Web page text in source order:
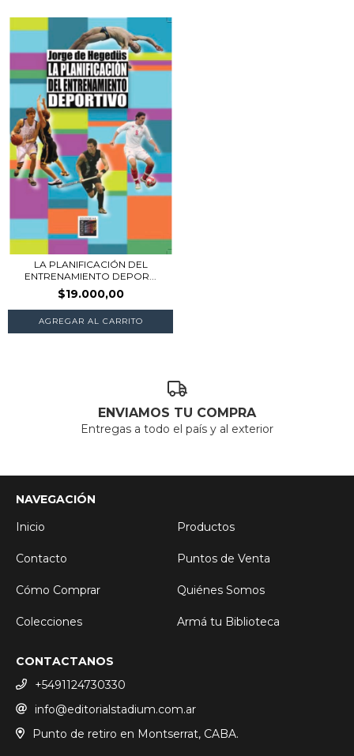
LA PLANIFICACIÓN DEL
ENTRENAMIENTO DEPOR...
$19.000,00
ENVIAMOS TU COMPRA
Entregas a todo el país y al exterior
NAVEGACIÓN
Inicio
Productos
Contacto Puntos de Venta
Cómo Comprar Quiénes Somos
Colecciones Armá tu Biblioteca
CONTACTANOS
+5491124730330
info@editorialstadium.com.ar
Punto de retiro en Montserrat, CABA.